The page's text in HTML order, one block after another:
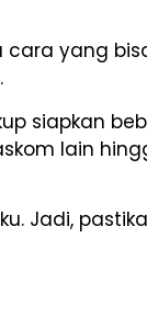
cara yang
siapkan
lain
Jadi,